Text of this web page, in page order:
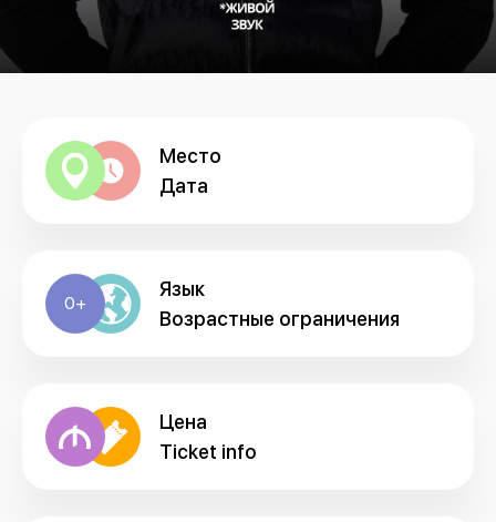
Место
Дата
0+
Язык
Возрастные ограничения
Цена
Ticket info